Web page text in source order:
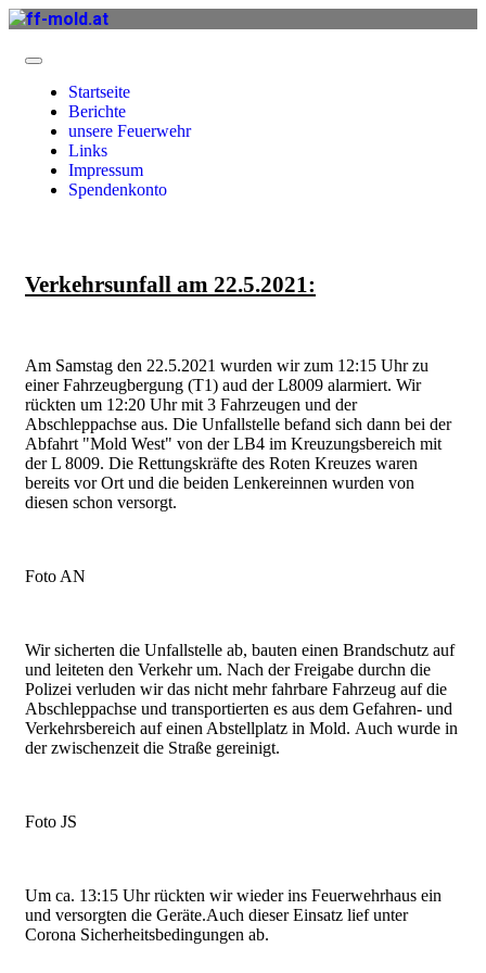
Startseite
Berichte
unsere Feuerwehr
Links
Impressum
Spendenkonto
Verkehrsunfall am 22.5.2021:
Am Samstag den 22.5.2021 wurden wir zum 12:15 Uhr zu
einer Fahrzeugbergung (T1) aud der L8009 alarmiert. Wir
rückten um 12:20 Uhr mit 3 Fahrzeugen und der
Abschleppachse aus. Die Unfallstelle befand sich dann bei der
Abfahrt "Mold West" von der LB4 im Kreuzungsbereich mit
der L 8009. Die Rettungskräfte des Roten Kreuzes waren
bereits vor Ort und die beiden Lenkereinnen wurden von
diesen schon versorgt.
Foto AN
Wir sicherten die Unfallstelle ab, bauten einen Brandschutz auf
und leiteten den Verkehr um. Nach der Freigabe durchn die
Polizei verluden wir das nicht mehr fahrbare Fahrzeug auf die
Abschleppachse und transportierten es aus dem Gefahren- und
Verkehrsbereich auf einen Abstellplatz in Mold. Auch wurde in
der zwischenzeit die Straße gereinigt.
Foto JS
Um ca. 13:15 Uhr rückten wir wieder ins Feuerwehrhaus ein
und versorgten die Geräte.Auch dieser Einsatz lief unter
Corona Sicherheitsbedingungen ab.